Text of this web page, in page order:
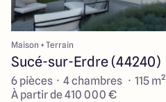
Maison + Terrain
Sucé-sur-Erdre (44240)
6 pièces · 4 chambres · 115 m²
À partir de 410 000 €